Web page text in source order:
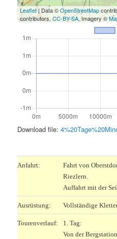
Leaflet| Data ©OpenStreetMap
contributors,CC-BY-SA, Imagery ©
Download file:
Anfahrt:
Fahrt von
Riezlern.
Auffahrt mit der
Ausrüstung: Vollständige
Tourenverlauf:
1. Tag:
Von der